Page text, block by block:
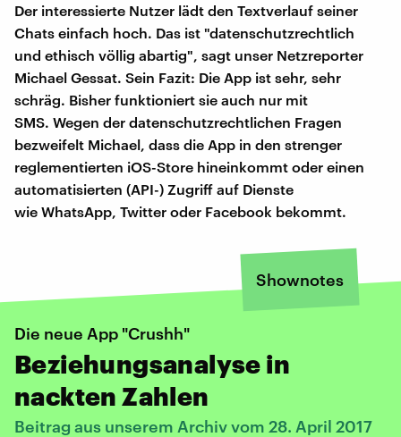
Der interessierte Nutzer lädt den Textverlauf seiner
Chats einfach hoch. Das ist "datenschutzrechtlich
und ethisch völlig abartig", sagt unser Netzreporter
Michael Gessat. Sein Fazit: Die App ist sehr, sehr
schräg. Bisher funktioniert sie auch nur mit
SMS. Wegen der datenschutzrechtlichen Fragen
bezweifelt Michael, dass die App in den strenger
reglementierten iOS-Store hineinkommt oder einen
automatisierten (API-) Zugriff auf Dienste
wie WhatsApp, Twitter oder Facebook bekommt.
Shownotes
Die neue App "Crushh"
Beziehungsanalyse in
nackten Zahlen
Beitrag aus unserem Archiv vom 28. April 2017